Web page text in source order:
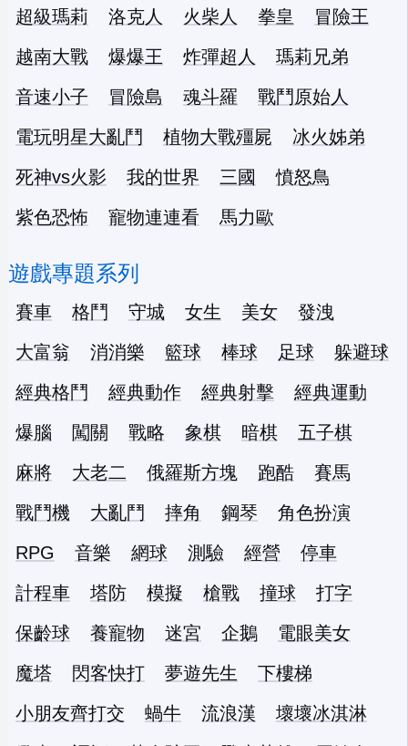
超級瑪莉 洛克人 火柴人 拳皇
冒險王
越南大戰
爆爆王 炸彈超人
瑪莉兄弟
音速小子
冒險島 魂斗羅
戰鬥原始人
電玩明星大亂鬥
植物大戰殭屍
冰火姊弟
死神vs火影
我的世界 三國
憤怒鳥
紫色恐怖
寵物連連看 馬力歐
遊戲專題系列
賽車 格鬥 守城 女生 美女
發洩
大富翁
消消樂 籃球 棒球 足球
躲避球
經典格鬥
經典動作 經典射擊
經典運動
爆腦
闖關 戰略 象棋 暗棋
五子棋
麻將
大老二 俄羅斯方塊 跑酷
賽馬
戰鬥機
大亂鬥 摔角 鋼琴
角色扮演
RPG
音樂 網球 測驗 經營
停車
計程車
塔防 模擬 槍戰 撞球
打字
保齡球
養寵物 迷宮 企鵝
電眼美女
魔塔
閃客快打 夢遊先生
下樓梯
小朋友齊打交
蝸牛 流浪漢
壞壞冰淇淋